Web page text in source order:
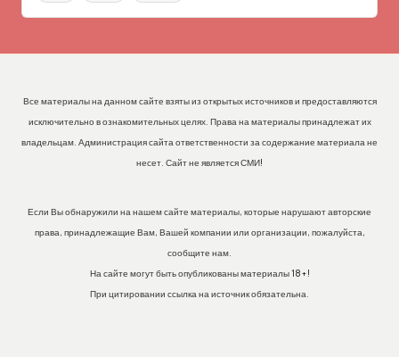
Все материалы на данном сайте взяты из открытых источников и предоставляются
исключительно в ознакомительных целях. Права на материалы принадлежат их
владельцам. Администрация сайта ответственности за содержание материала не
несет. Сайт не является СМИ!
Если Вы обнаружили на нашем сайте материалы, которые нарушают авторские
права, принадлежащие Вам, Вашей компании или организации, пожалуйста,
сообщите нам.
На сайте могут быть опубликованы материалы 18+!
При цитировании ссылка на источник обязательна.